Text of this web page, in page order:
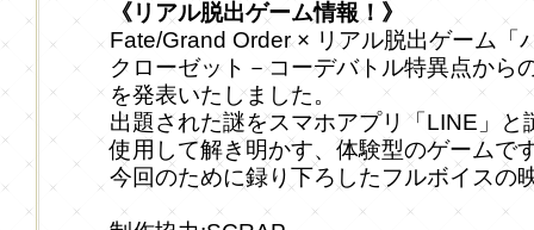
《リアル脱出ゲーム情報！》
Fate/Grand Order × リアル脱出ゲーム「
クローゼット－コーデバトル特異点から
を発表いたしました。
出題された謎をスマホアプリ「LINE」と
使用して解き明かす、体験型のゲームで
今回のために録り下ろしたフルボイスの